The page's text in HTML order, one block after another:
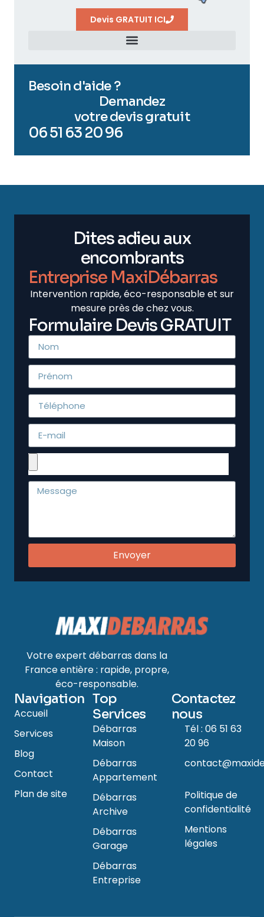
Devis GRATUIT ICI
Besoin d'aide ?
Demandez
votre devis gratuit
06 51 63 20 96
Dites adieu aux
encombrants
Entreprise MaxiDébarras
Intervention rapide, éco-responsable et sur
mesure près de chez vous.
Formulaire Devis GRATUIT
Envoyer
Votre expert débarras dans la
France entière : rapide, propre,
éco-responsable.
Navigation
Accueil
Services
Blog
Contact
Plan de site
Top
Services
Débarras
Maison
Débarras
Appartement
Débarras
Archive
Débarras
Garage
Débarras
Entreprise
Contactez
nous
Tél : 06 51 63
20 96
Politique de
confidentialité
Mentions
légales